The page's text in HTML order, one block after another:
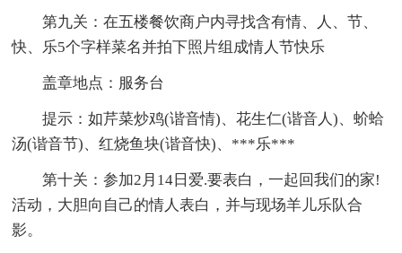
第九关：在五楼餐饮商户内寻找含有情、人、节、
快、乐5个字样菜名并拍下照片组成情人节快乐
盖章地点：服务台
提示：如芹菜炒鸡(谐音情)、花生仁(谐音人)、蚧蛤
汤(谐音节)、红烧鱼块(谐音快)、***乐***
第十关：参加2月14日爱.要表白，一起回我们的家!
活动，大胆向自己的情人表白，并与现场羊儿乐队合
影。